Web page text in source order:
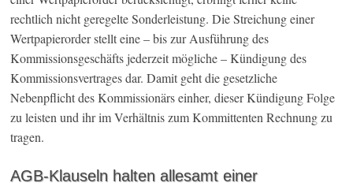
rechtlich nicht geregelte Sonderleistung. Die Streichung einer
Wertpapierorder stellt eine – bis zur Ausführung des
Kommissionsgeschäfts jederzeit mögliche – Kündigung des
Kommissionsvertrages dar. Damit geht die gesetzliche
Nebenpflicht des Kommissionärs einher, dieser Kündigung Folge
zu leisten und ihr im Verhältnis zum Kommittenten Rechnung zu
tragen.
AGB-Klauseln halten allesamt einer